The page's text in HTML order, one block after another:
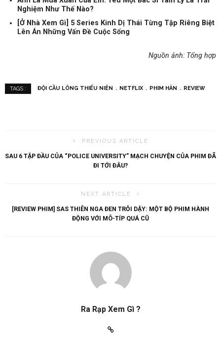
Nghiệm Như Thế Nào?
[Ở Nhà Xem Gì] 5 Series Kinh Dị Thái Từng Tập Riêng Biệt
Lên Án Những Vấn Đề Cuộc Sống
Nguồn ảnh: Tổng hợp
TAGS : ĐỘI CẦU LÔNG THIẾU NIÊN NETFLIX PHIM HÀN REVIEW
PREVIOUS ARTICLE
SAU 6 TẬP ĐẦU CỦA “POLICE UNIVERSITY” MẠCH CHUYỆN CỦA PHIM ĐÃ
ĐI TỚI ĐÂU?
NEXT ARTICLE
[REVIEW PHIM] SAS THIÊN NGA ĐEN TRỖI DẬY: MỘT BỘ PHIM HÀNH
ĐỘNG VỚI MÔ-TÍP QUÁ CŨ
Ra Rạp Xem Gì ?